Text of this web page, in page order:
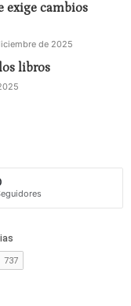
exige cambios
de 2025
libros